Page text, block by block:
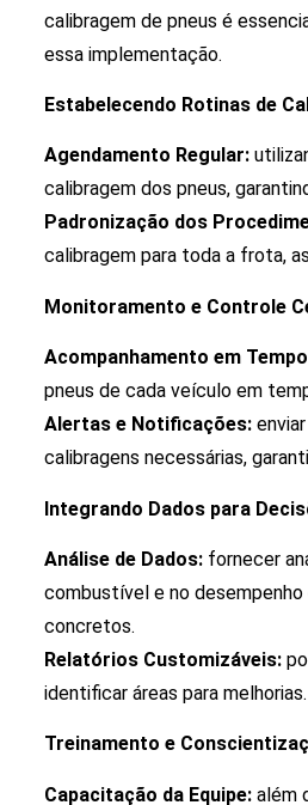
calibragem de pneus é
essa implementação.
Estabelecendo Rotinas de
Agendamento Regular:
calibragem dos pneus,
Padronização dos
calibragem para toda a frota,
Monitoramento e Controle
Acompanhamento em
pneus de cada veículo em
Alertas e Notificações:
calibragens necessárias,
Integrando Dados para
Análise de Dados: fornecer
combustível e no
concretos.
Relatórios Customizáveis:
identificar áreas para melhorias.
Treinamento e
Capacitação da Equipe: além